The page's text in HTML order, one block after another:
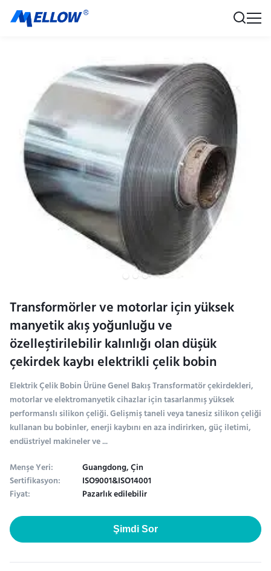
Transformörler ve motorlar için yüksek
manyetik akış yoğunluğu ve
özelleştirilebilir kalınlığı olan düşük
çekirdek kaybı elektrikli çelik bobin
Elektrik Çelik Bobin Ürüne Genel Bakış Transformatör çekirdekleri,
motorlar ve elektromanyetik cihazlar için tasarlanmış yüksek
performanslı silikon çeliği. Gelişmiş taneli veya tanesiz silikon çeliği
kullanan bu bobinler, enerji kaybını en aza indirirken, güç iletimi,
endüstriyel makineler ve ...
Menşe Yeri:
Guangdong, Çin
Sertifikasyon: ISO9001&ISO14001
Fiyat: Pazarlık edilebilir
Şimdi Sor